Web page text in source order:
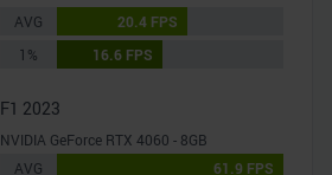
AVG
20.4 FPS
1%
16.6 FPS
F1 2023
NVIDIA GeForce RTX 4060 - 8GB
AVG
61.9 FPS